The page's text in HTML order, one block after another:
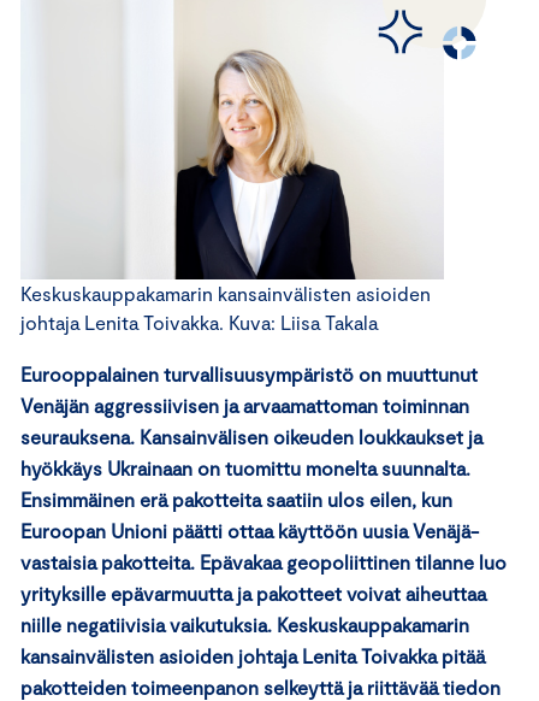
Keskuskauppakamarin kansainvälisten asioiden
johtaja Lenita Toivakka. Kuva: Liisa Takala
Eurooppalainen turvallisuusympäristö on muuttunut
Venäjän aggressiivisen ja arvaamattoman toiminnan
seurauksena. Kansainvälisen oikeuden loukkaukset ja
hyökkäys Ukrainaan on tuomittu monelta suunnalta.
Ensimmäinen erä pakotteita saatiin ulos eilen, kun
Euroopan Unioni päätti ottaa käyttöön uusia Venäjä-
vastaisia pakotteita. Epävakaa geopoliittinen tilanne luo
yrityksille epävarmuutta ja pakotteet voivat aiheuttaa
niille negatiivisia vaikutuksia. Keskuskauppakamarin
kansainvälisten asioiden johtaja Lenita Toivakka pitää
pakotteiden toimeenpanon selkeyttä ja riittävää tiedon